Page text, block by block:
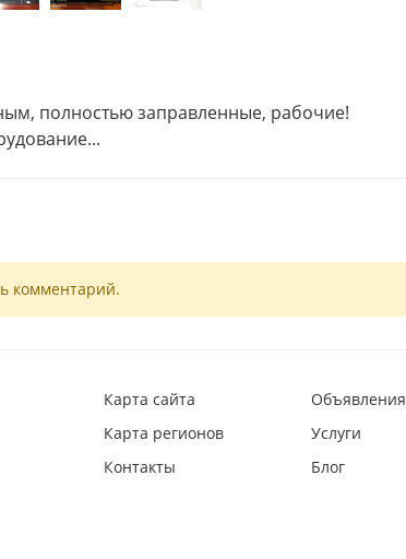
полностью заправленные, рабочие!
комментарий.
Карта сайта
Карта регионов
Контакты
Объявления
Услуги
Блог